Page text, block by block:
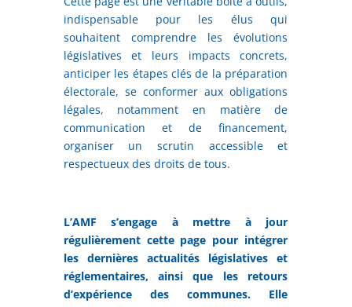
indispensable pour les élus qui
souhaitent comprendre les évolutions
législatives et leurs impacts concrets,
anticiper les étapes clés de la préparation
électorale, se conformer aux obligations
légales, notamment en matière de
communication et de financement,
organiser un scrutin accessible et
respectueux des droits de tous.
L’AMF s’engage à mettre à jour
régulièrement cette page pour intégrer
les dernières actualités législatives et
réglementaires, ainsi que les retours
d’expérience des communes. Elle